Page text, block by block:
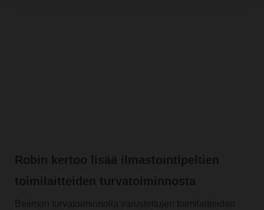
Robin kertoo lisää ilmastointipeltien
toimilaitteiden turvatoiminnosta
Belimon turvatoiminnolla varustettujen toimilaitteiden